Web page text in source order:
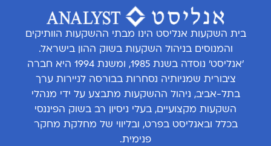
בית השקעות אנליסט הינו מבתי ההשקעות הוותיקים
והמנוסים בניהול השקעות בשוק ההון בישראל.
'אנליסט' נוסדה בשנת 1985, ומשנת 1994 היא חברה
ציבורית שמניותיה נסחרות בבורסה לניירות ערך
בתל-אביב, ניהול ההשקעות מתבצע על ידי מנהלי
השקעות מקצועיים, בעלי ניסיון רב בשוק הפיננסי
בכלל ובאנליסט בפרט, ובליווי של מחלקת מחקר
פנימית.